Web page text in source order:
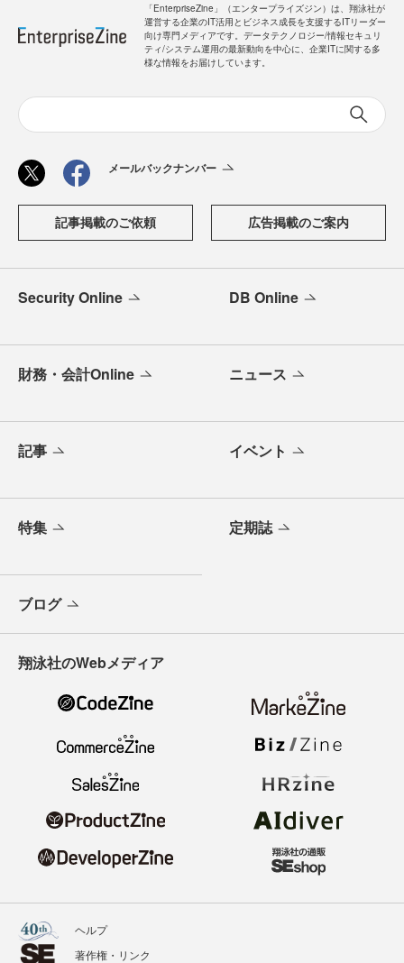
「EnterpriseZine」（エンタープライズジン）は、翔泳社が
運営する企業のIT活用とビジネス成長を支援するITリーダー
向け専門メディアです。データテクノロジー/情報セキュリ
ティ/システム運用の最新動向を中心に、企業ITに関する多
様な情報をお届けしています。
メールバックナンバー
記事掲載のご依頼 広告掲載のご案内
Security Online DB Online
財務・会計Online ニュース
記事 イベント
特集 定期誌
ブログ
翔泳社のWebメディア
ヘルプ
著作権・リンク